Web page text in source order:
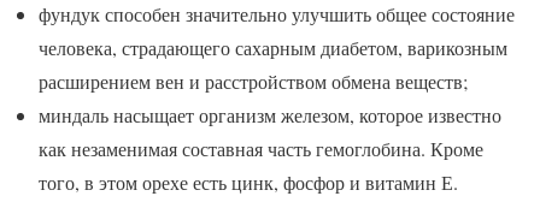
фундук способен значительно улучшить общее состояние
человека, страдающего сахарным диабетом, варикозным
расширением вен и расстройством обмена веществ;
миндаль насыщает организм железом, которое известно
как незаменимая составная часть гемоглобина. Кроме
того, в этом орехе есть цинк, фосфор и витамин Е.